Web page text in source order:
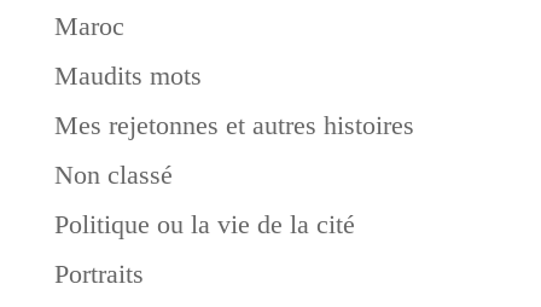
Maroc
Maudits mots
Mes rejetonnes et autres histoires
Non classé
Politique ou la vie de la cité
Portraits